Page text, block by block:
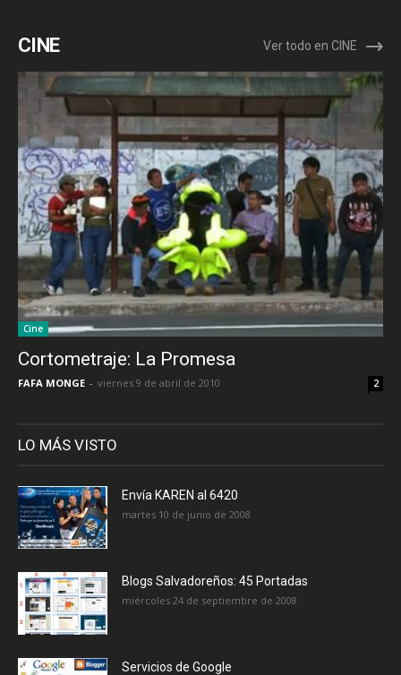
CINE Ver todo en CINE
Cine
Cortometraje: La Promesa
FAFA MONGE - viernes 9 de abril de 2010 2
LO MÁS VISTO
Envía KAREN al 6420
martes 10 de junio de 2008
Blogs Salvadoreños: 45 Portadas
miércoles 24 de septiembre de 2008
Servicios de Google